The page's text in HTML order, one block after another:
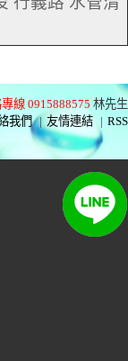
線 0915888575 林先生
我們 | 友情連結 | RSS